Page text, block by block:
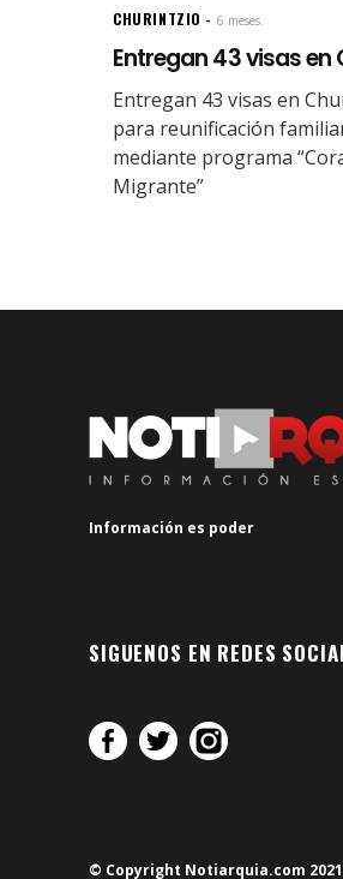
CHURINTZIO 6 meses.
Entregan 43 visas en
Entregan 43 visas en
para reunificación
mediante programa
Migrante”
Información es poder
SIGUENOS EN REDES
© Copyright Notiarquia.com 2021